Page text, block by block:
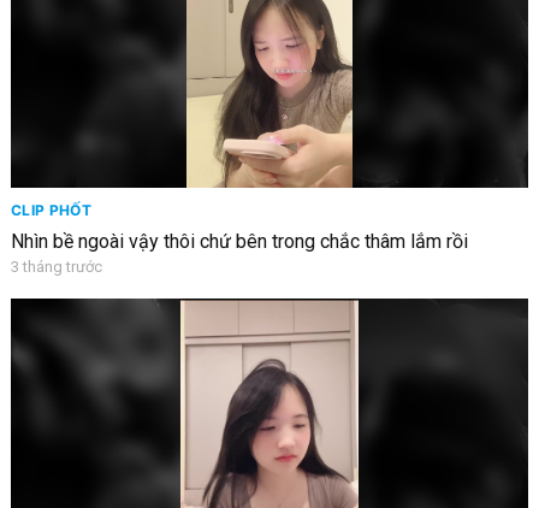
CLIP PHỐT
Nhìn bề ngoài vậy thôi chứ bên trong chắc thâm lắm rồi
3 tháng trước